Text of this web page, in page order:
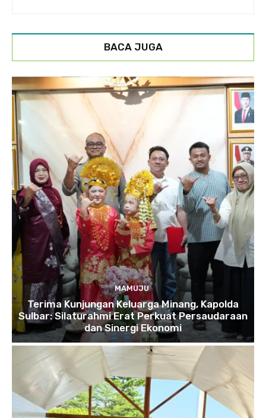
BACA JUGA
MAMUJU
Terima Kunjungan Keluarga Minang, Kapolda
Sulbar: Silaturahmi Erat Perkuat Persaudaraan
dan Sinergi Ekonomi